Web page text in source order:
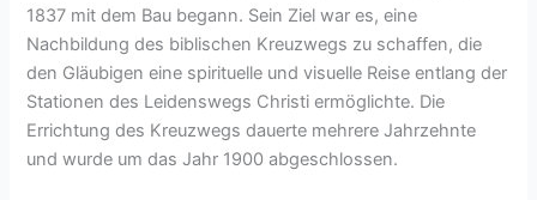
1837 mit dem Bau begann. Sein Ziel war es, eine
Nachbildung des biblischen Kreuzwegs zu schaffen, die
den Gläubigen eine spirituelle und visuelle Reise entlang der
Stationen des Leidenswegs Christi ermöglichte. Die
Errichtung des Kreuzwegs dauerte mehrere Jahrzehnte
und wurde um das Jahr 1900 abgeschlossen.